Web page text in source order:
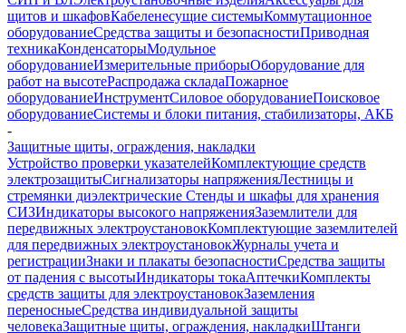
щитов и шкафовКабеленесущие системыКоммутационное
оборудованиеСредства защиты и безопасностиПриводная
техникаКонденсаторыМодульное
оборудованиеИзмерительные приборыОборудование для
работ на высотеРаспродажа складаПожарное
оборудованиеИнструментСиловое оборудованиеПоисковое
оборудованиеСистемы и блоки питания, стабилизаторы, АКБ
-
Защитные щиты, ограждения, накладки
Устройство проверки указателейКомплектующие средств
электрозащитыСигнализаторы напряженияЛестницы и
стремянки диэлектрические Стенды и шкафы для хранения
СИЗИндикаторы высокого напряженияЗаземлители для
передвижных электроустановокКомплектующие заземлителей
для передвижных электроустановокЖурналы учета и
регистрацииЗнаки и плакаты безопасностиСредства защиты
от падения с высотыИндикаторы токаАптечкиКомплекты
средств защиты для электроустановокЗаземления
переносныеСредства индивидуальной защиты
человекаЗащитные щиты, ограждения, накладкиШтанги